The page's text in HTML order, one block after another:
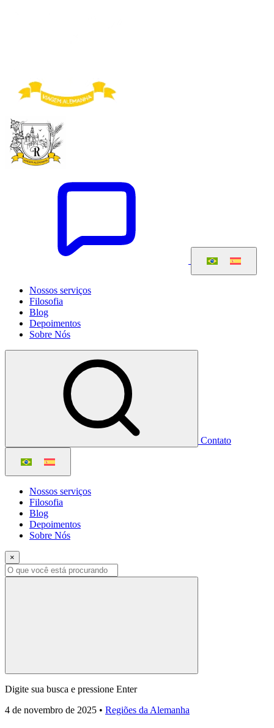
Nossos serviços
Filosofia
Blog
Depoimentos
Sobre Nós
Contato
Nossos serviços
Filosofia
Blog
Depoimentos
Sobre Nós
×
Digite sua busca e pressione Enter
4 de novembro de 2025 • Regiões da Alemanha